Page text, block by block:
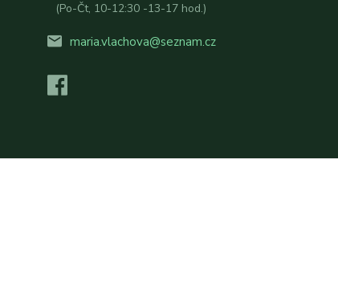
(Po-Čt, 10-12:30 -13-17 hod.)
maria.vlachova@seznam.cz